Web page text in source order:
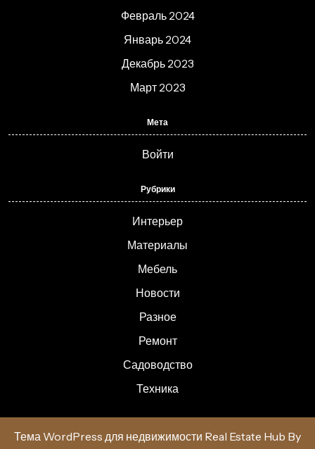
Февраль 2024
Январь 2024
Декабрь 2023
Март 2023
Мета
Войти
Рубрики
Интерьер
Материалы
Мебель
Новости
Разное
Ремонт
Садоводство
Техника
Тема WordPress для недвижимости Real Estate Hub By